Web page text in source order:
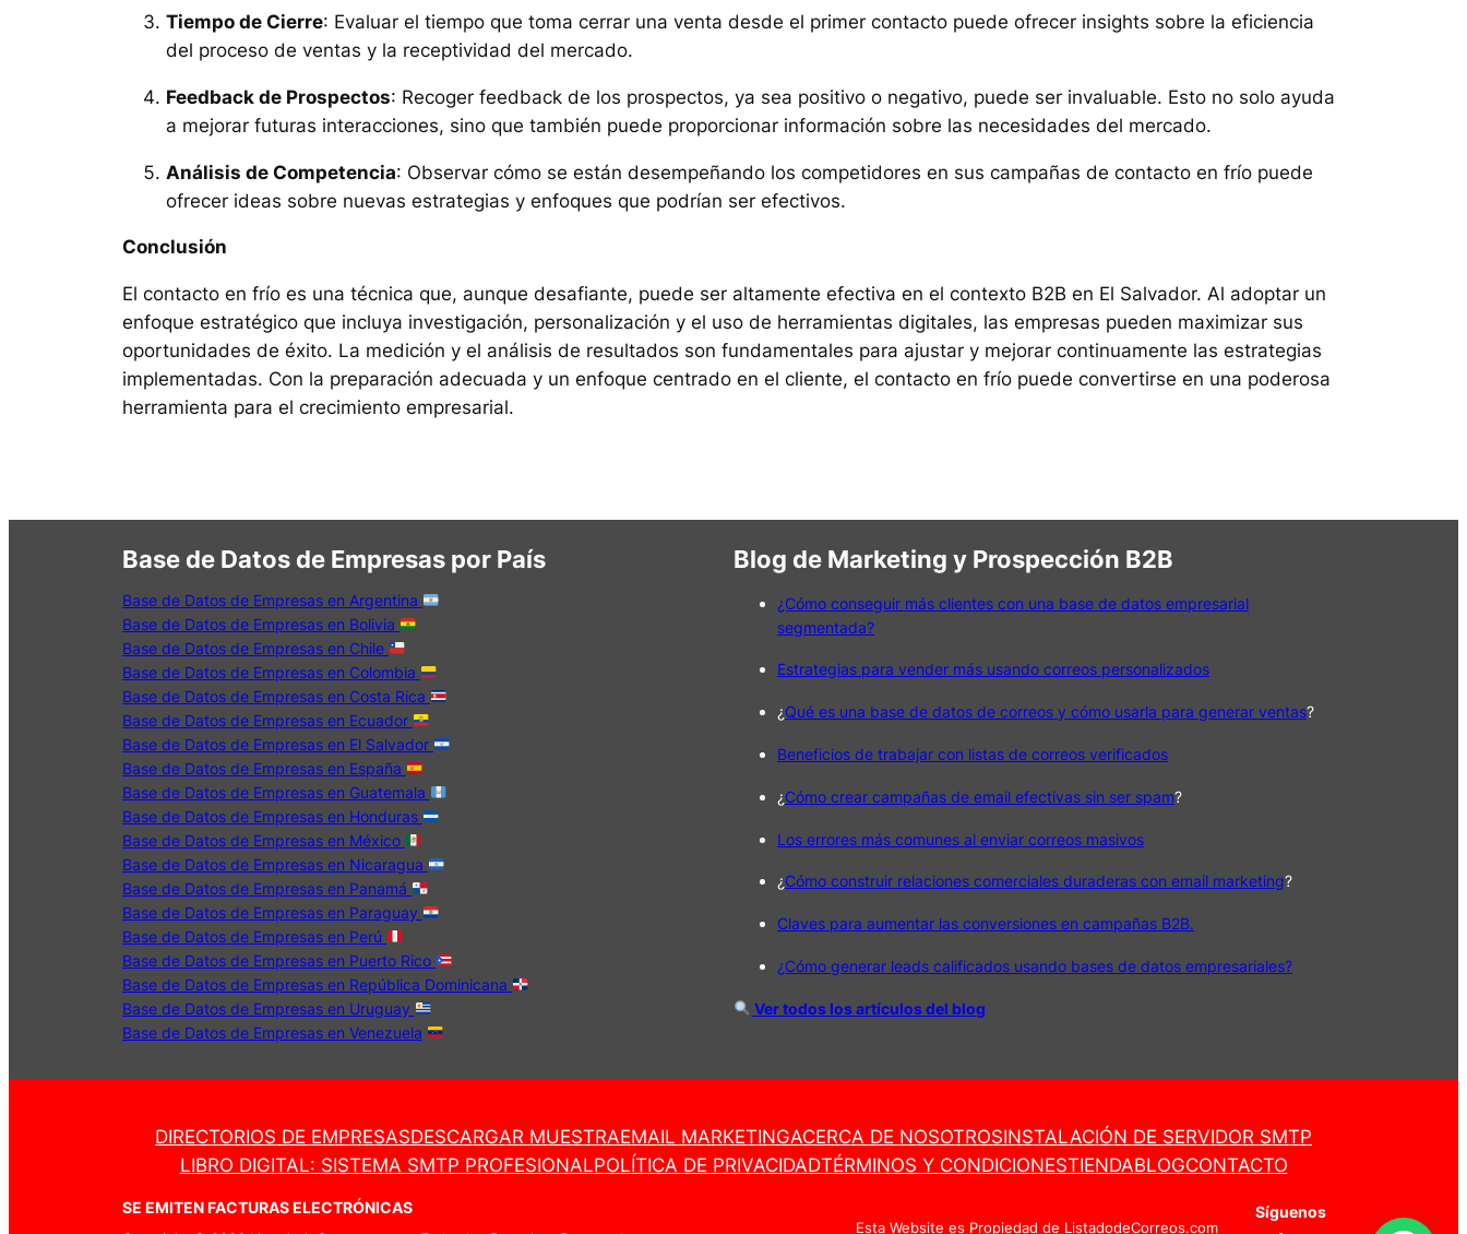
Tiempo de Cierre: Evaluar el tiempo que toma cerrar una venta desde el primer contacto puede ofrecer insights sobre la eficiencia
del proceso de ventas y la receptividad del mercado.
Feedback de Prospectos: Recoger feedback de los prospectos, ya sea positivo o negativo, puede ser invaluable. Esto no solo ayuda
a mejorar futuras interacciones, sino que también puede proporcionar información sobre las necesidades del mercado.
Análisis de Competencia: Observar cómo se están desempeñando los competidores en sus campañas de contacto en frío puede
ofrecer ideas sobre nuevas estrategias y enfoques que podrían ser efectivos.
Conclusión
El contacto en frío es una técnica que, aunque desafiante, puede ser altamente efectiva en el contexto B2B en El Salvador. Al adoptar un
enfoque estratégico que incluya investigación, personalización y el uso de herramientas digitales, las empresas pueden maximizar sus
oportunidades de éxito. La medición y el análisis de resultados son fundamentales para ajustar y mejorar continuamente las estrategias
implementadas. Con la preparación adecuada y un enfoque centrado en el cliente, el contacto en frío puede convertirse en una poderosa
herramienta para el crecimiento empresarial.
Base de Datos de Empresas por País
Base de Datos de Empresas en Argentina
Base de Datos de Empresas en Bolivia
Base de Datos de Empresas en Chile
Base de Datos de Empresas en Colombia
Base de Datos de Empresas en Costa Rica
Base de Datos de Empresas en Ecuador
Base de Datos de Empresas en El Salvador
Base de Datos de Empresas en España
Base de Datos de Empresas en Guatemala
Base de Datos de Empresas en Honduras
Base de Datos de Empresas en México
Base de Datos de Empresas en Nicaragua
Base de Datos de Empresas en Panamá
Base de Datos de Empresas en Paraguay
Base de Datos de Empresas en Perú
Base de Datos de Empresas en Puerto Rico
Base de Datos de Empresas en República Dominicana
Base de Datos de Empresas en Uruguay
Base de Datos de Empresas en Venezuela
Blog de Marketing y Prospección B2B
¿Cómo conseguir más clientes con una base de datos empresarial
segmentada?
Estrategias para vender más usando correos personalizados
¿Qué es una base de datos de correos y cómo usarla para generar ventas?
Beneficios de trabajar con listas de correos verificados
¿Cómo crear campañas de email efectivas sin ser spam?
Los errores más comunes al enviar correos masivos
¿Cómo construir relaciones comerciales duraderas con email marketing?
Claves para aumentar las conversiones en campañas B2B.
¿Cómo generar leads calificados usando bases de datos empresariales?
Ver todos los artículos del blog
DIRECTORIOS DE EMPRESASDESCARGAR MUESTRAEMAIL MARKETINGACERCA DE NOSOTROSINSTALACIÓN DE SERVIDOR SMTP
LIBRO DIGITAL: SISTEMA SMTP PROFESIONALPOLÍTICA DE PRIVACIDADTÉRMINOS Y CONDICIONESTIENDABLOGCONTACTO
SE EMITEN FACTURAS ELECTRÓNICAS
Esta Website es Propiedad de ListadodeCorreos.com
Síguenos